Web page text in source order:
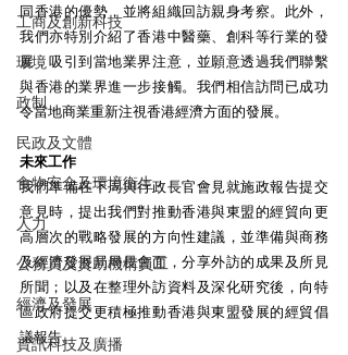
工商及創新科技
環境
政制
民政及文體
食物安全及環境衛生
人力
公務員及資助機構員工
經濟及發展
資訊科技及廣播
同香港的優勢，並將組織回訪親身考察。此外，
我們亦特別介紹了香港中醫藥、創科等行業的發
展，吸引到當地業界注意，並願意透過我們聯繫
與香港的業界進一步接觸。我們相信訪問已成功
令當地商業重新注視香港經濟方面的發展。
未來工作
我們準備在下周與行政長官會見就施政報告提交
意見時，提出我們對推動香港與東盟的經貿向更
高層次的戰略發展的方向性建議，並準備與商務
及經濟發展局局長會面，分享外訪的成果及所見
所聞；以及在整理外訪資料及深化研究後，向特
區政府提交更積極推動香港與東盟發展的經貿倡
議報告。